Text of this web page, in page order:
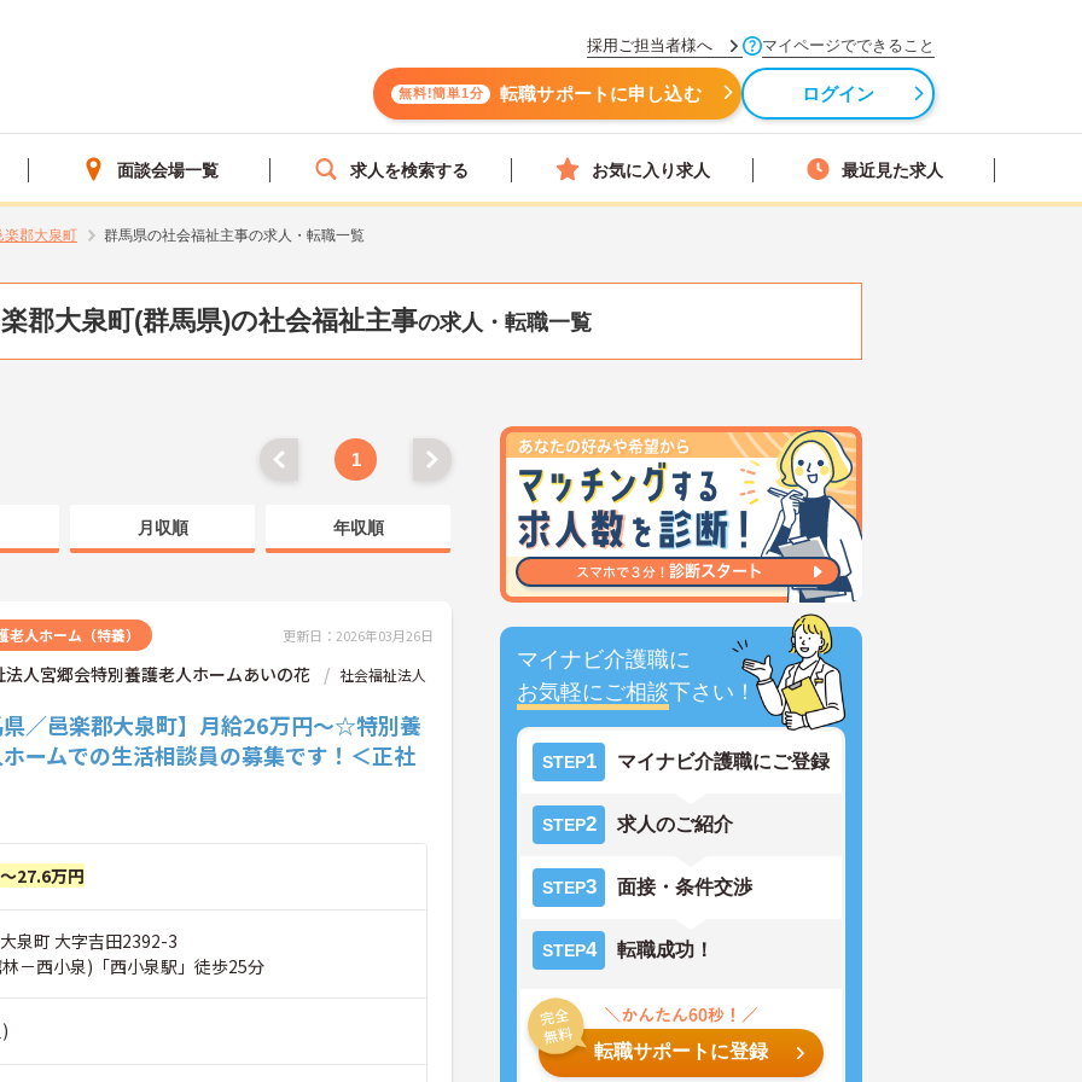
採用ご担当者様へ マイページでできること
無料!簡単1分 転職サポートに申し込む ログイン
面談会場一覧 求人を検索する お気に入り求人 最近見た求人
楽郡大泉町 群馬県の社会福祉主事の求人・転職一覧
郡大泉町(群馬県)の社会福祉主事の求人・転職一覧
マイナビ介護職に
お気軽にご相談下さい！
STEP1 マイナビ介護職にご登録
STEP2 求人のご紹介
STEP3 面接・条件交渉
STEP4 転職成功！
転職サポートに登録
1
月収順 年収順
老人ホーム（特養） 更新日：2026年03月26日
法人宮郷会特別養護老人ホームあいの花 社会福祉法人
／邑楽郡大泉町】月給26万円～☆特別養
ームでの生活相談員の募集です！＜正社
27.6万円
泉町 大字吉田2392-3
－西小泉)「西小泉駅」徒歩25分